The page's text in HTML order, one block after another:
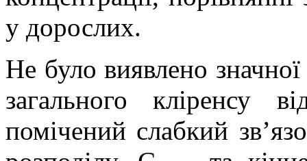
у дорослих.
Не було виявлено
загального кліренсу
помічений слабкий